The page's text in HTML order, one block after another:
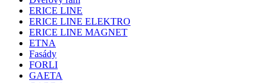
ERICE LINE
ERICE LINE ELEKTRO
ERICE LINE MAGNET
ETNA
Fasády
FORLI
GAETA